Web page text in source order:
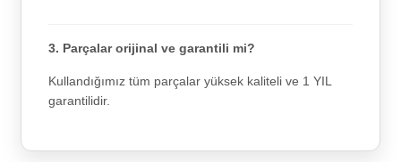
3. Parçalar orijinal ve garantili mi?
Kullandığımız tüm parçalar yüksek kaliteli ve 1 YIL
garantilidir.